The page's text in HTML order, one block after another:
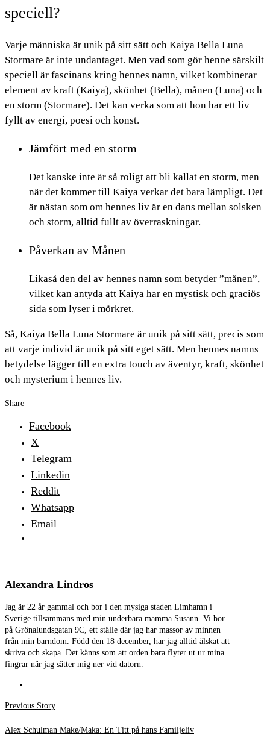
speciell?
Varje människa är unik på sitt sätt och Kaiya Bella Luna
Stormare är inte undantaget. Men vad som gör henne särskilt
speciell är fascinans kring hennes namn, vilket kombinerar
element av kraft (Kaiya), skönhet (Bella), månen (Luna) och
en storm (Stormare). Det kan verka som att hon har ett liv
fyllt av energi, poesi och konst.
Jämfört med en storm
Det kanske inte är så roligt att bli kallat en storm, men
när det kommer till Kaiya verkar det bara lämpligt. Det
är nästan som om hennes liv är en dans mellan solsken
och storm, alltid fullt av överraskningar.
Påverkan av Månen
Likaså den del av hennes namn som betyder ”månen”,
vilket kan antyda att Kaiya har en mystisk och graciös
sida som lyser i mörkret.
Så, Kaiya Bella Luna Stormare är unik på sitt sätt, precis som
att varje individ är unik på sitt eget sätt. Men hennes namns
betydelse lägger till en extra touch av äventyr, kraft, skönhet
och mysterium i hennes liv.
Share
Facebook
X
Telegram
Linkedin
Reddit
Whatsapp
Email
Alexandra Lindros
Jag är 22 år gammal och bor i den mysiga staden Limhamn i
Sverige tillsammans med min underbara mamma Susann. Vi bor
på Grönalundsgatan 9C, ett ställe där jag har massor av minnen
från min barndom. Född den 18 december, har jag alltid älskat att
skriva och skapa. Det känns som att orden bara flyter ut ur mina
fingrar när jag sätter mig ner vid datorn.
Inläggsnavigering
Previous StoryPrevious
Alex Schulman Make/Maka: En Titt på hans Familjeliv